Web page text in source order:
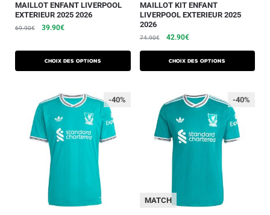
MAILLOT ENFANT LIVERPOOL
EXTERIEUR 2025 2026
69.90€ 39.90€
Choix des options
MAILLOT KIT ENFANT
LIVERPOOL EXTERIEUR 2025
2026
74.90€ 42.90€
Choix des options
-40% -40%
MATCH